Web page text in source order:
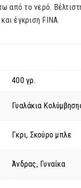
από το νερό.
έγκριση FINA.
400 γρ.
Γυαλάκια
Γκρι, Σκούρο μπλε
Άνδρας, Γυναίκα